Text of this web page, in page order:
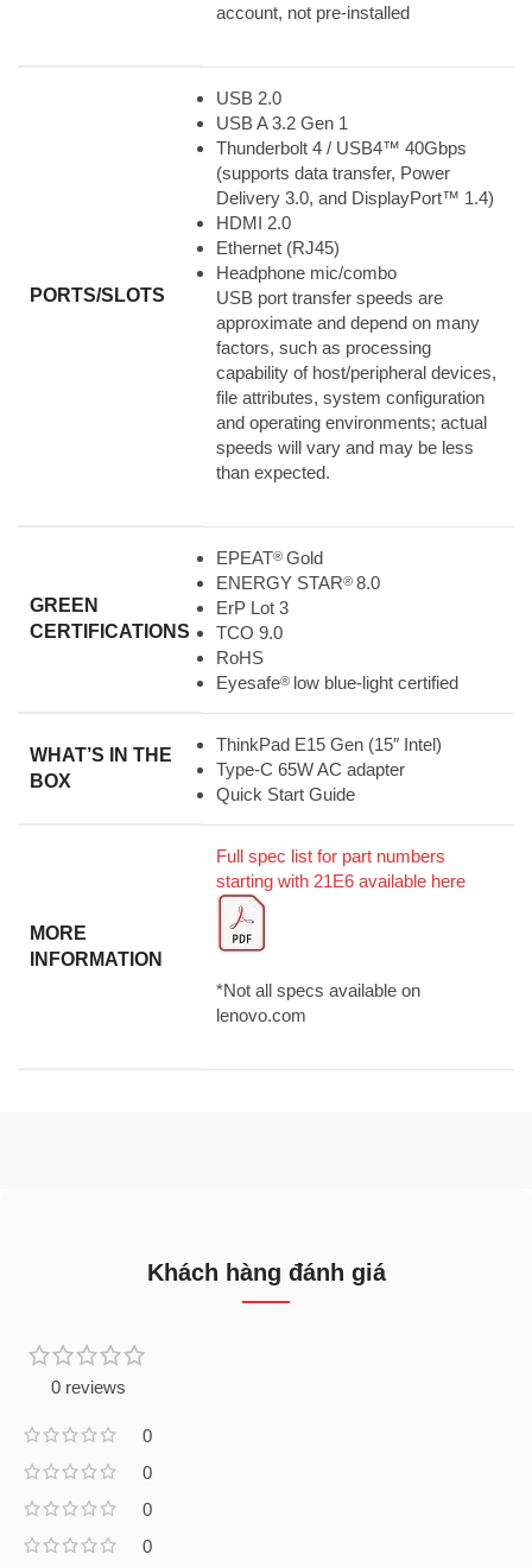
account, not pre-installed
PORTS/SLOTS
USB 2.0
USB A 3.2 Gen 1
Thunderbolt 4 / USB4™ 40Gbps
(supports data transfer, Power
Delivery 3.0, and DisplayPort™ 1.4)
HDMI 2.0
Ethernet (RJ45)
Headphone mic/combo
USB port transfer speeds are
approximate and depend on many
factors, such as processing
capability of host/peripheral devices,
file attributes, system configuration
and operating environments; actual
speeds will vary and may be less
than expected.
GREEN
CERTIFICATIONS
EPEAT® Gold
ENERGY STAR® 8.0
ErP Lot 3
TCO 9.0
RoHS
Eyesafe® low blue-light certified
WHAT’S IN THE
BOX
ThinkPad E15 Gen (15″ Intel)
Type-C 65W AC adapter
Quick Start Guide
MORE
INFORMATION
Full spec list for part numbers
starting with 21E6 available here
*Not all specs available on
lenovo.com
Khách hàng đánh giá
0 reviews
0
0
0
0